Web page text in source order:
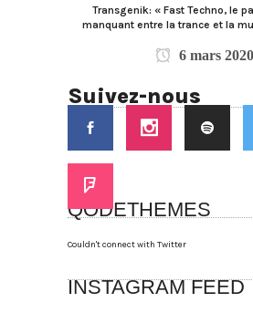
Transgenik: « Fast Techno, le
manquant entre la trance et la
6 mars 2020
Suivez-nous
QODETHEMES
Couldn't connect with Twitter
INSTAGRAM FEED